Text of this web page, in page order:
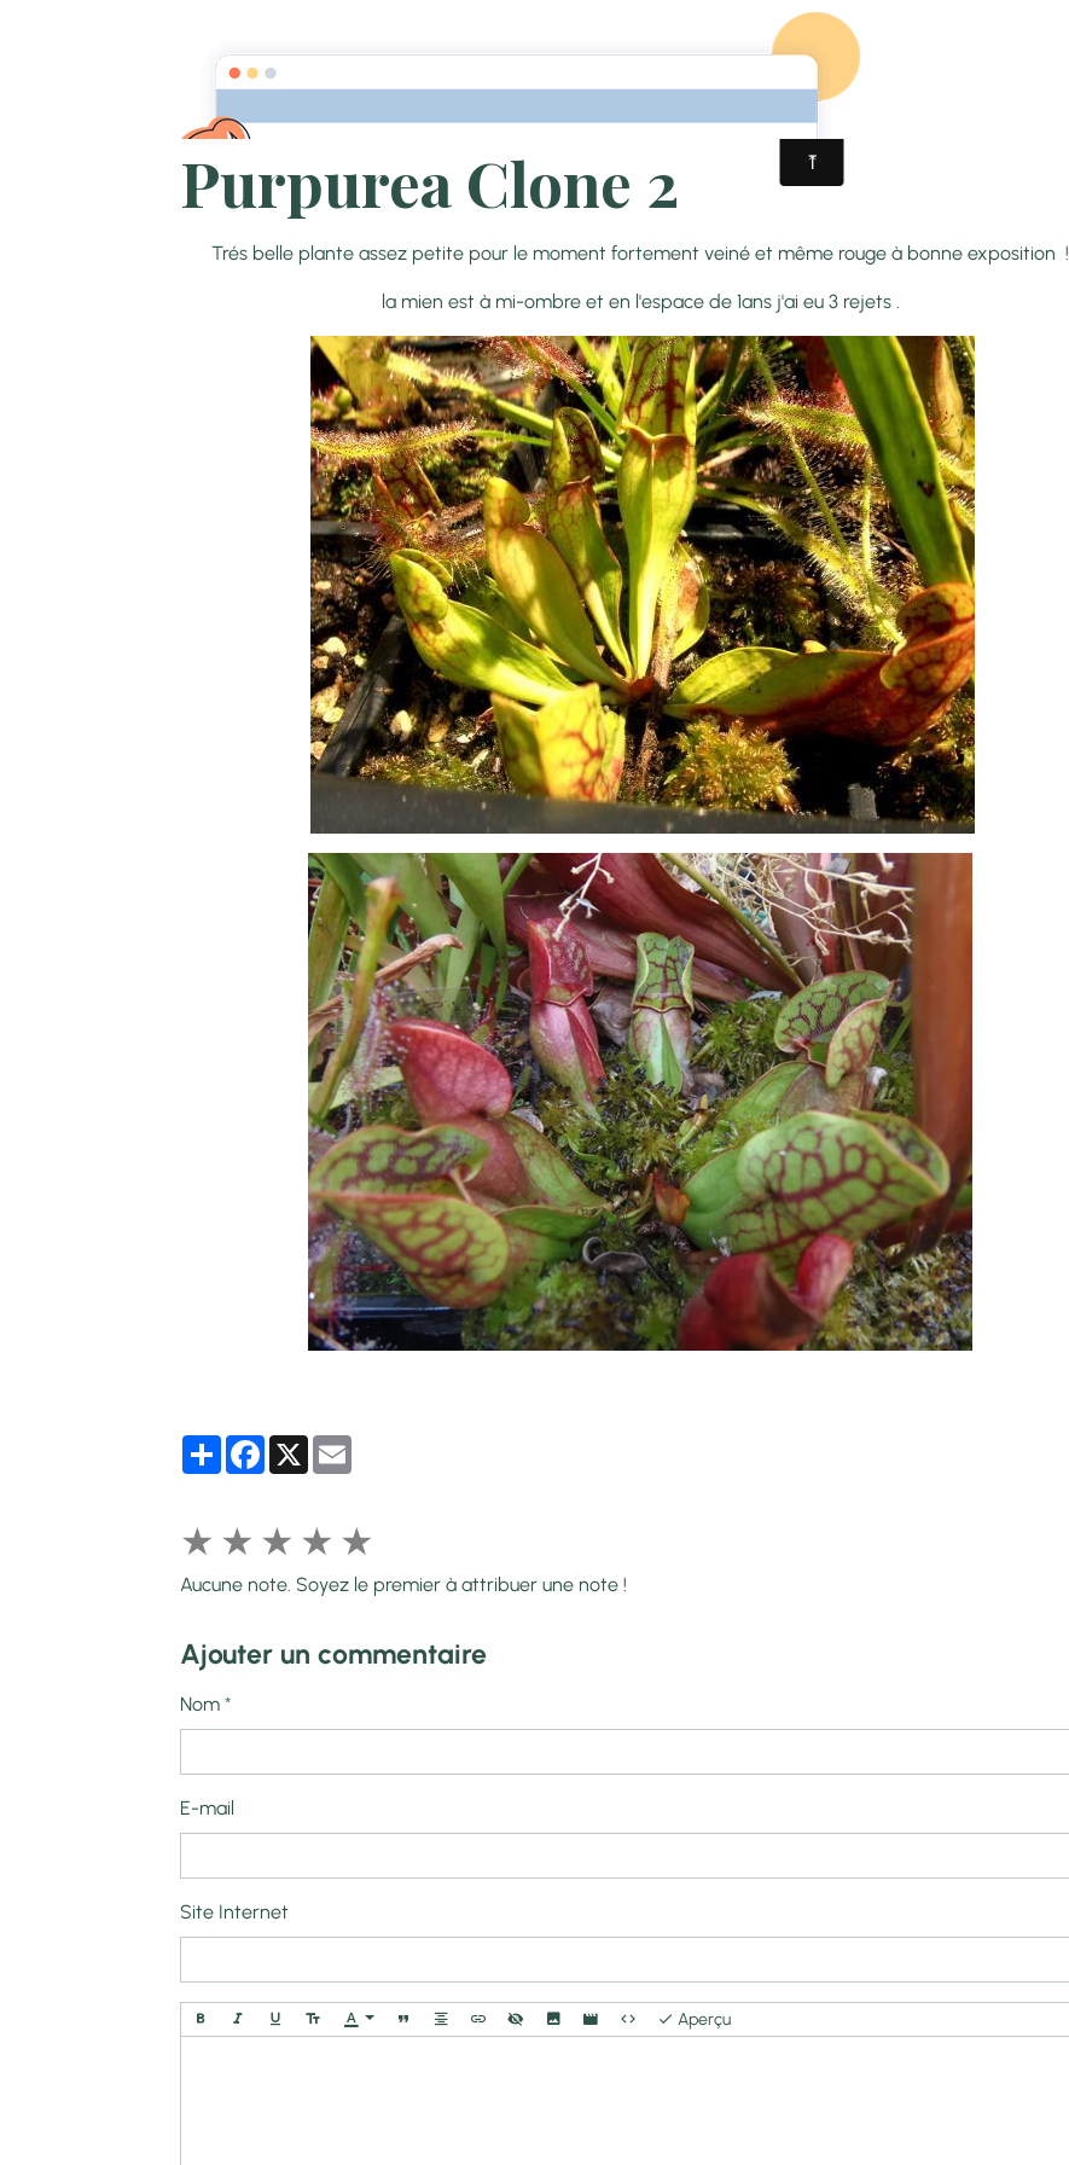
PRÉSENTATION FORUM
Accueil Pages Galerie CarniVorace Sarracenia Purpurea Clone 2
Purpurea Clone 2
Trés belle plante assez petite pour le moment fortement veiné et même rouge à bonne exposition !
la mien est à mi-ombre et en l'espace de 1ans j'ai eu 3 rejets .
PartagerFacebook
X
★ ★ ★ ★ ★
Aucune note. Soyez le premier à attribuer une note !
Ajouter un commentaire
Nom
E-mail
Site Internet
Aperçu